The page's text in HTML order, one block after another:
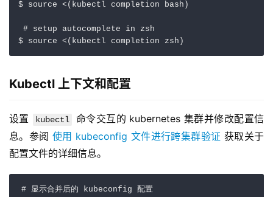
$ source < ( kubectl completion bash )
# setup autocomplete in zsh
$ source < ( kubectl completion zsh )
Kubectl 上下文和配置
设置 kubectl
命令交互的 kubernetes 集群并修改配置信
息。参阅 使用 kubeconfig 文件进行跨集群验证 获取关于
配置文件的详细信息。
# 显示合并后的 kubeconfig 配置